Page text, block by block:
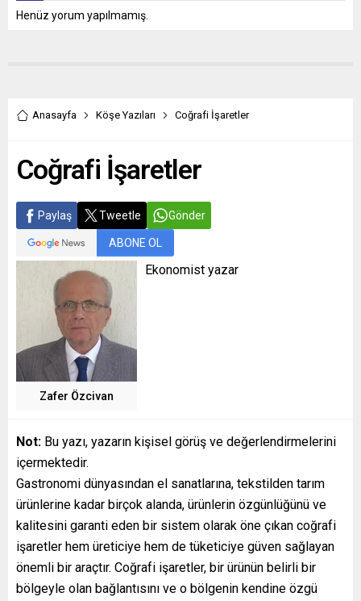
Henüz yorum yapılmamış.
Anasayfa Köşe Yazıları Coğrafi İşaretler
Coğrafi İşaretler
Paylaş Tweetle Gönder
ABONE OL
Zafer Özcivan
Ekonomist yazar
Not: Bu yazı, yazarın kişisel görüş ve değerlendirmelerini
içermektedir.
Gastronomi dünyasından el sanatlarına, tekstilden tarım
ürünlerine kadar birçok alanda, ürünlerin özgünlüğünü ve
kalitesini garanti eden bir sistem olarak öne çıkan coğrafi
işaretler hem üreticiye hem de tüketiciye güven sağlayan
önemli bir araçtır. Coğrafi işaretler, bir ürünün belirli bir
bölgeyle olan bağlantısını ve o bölgenin kendine özgü